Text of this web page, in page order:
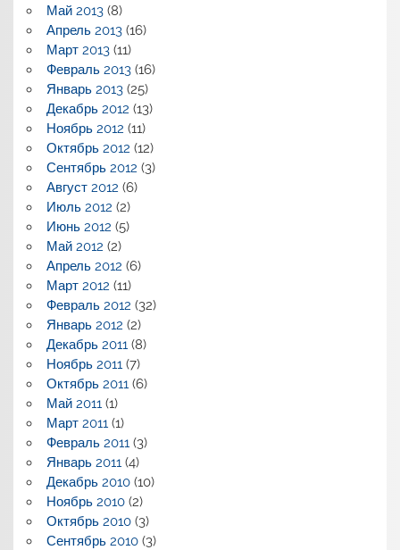
Май 2013(8)
Апрель 2013(16)
Март 2013(11)
Февраль 2013(16)
Январь 2013(25)
Декабрь 2012 (13)
Ноябрь 2012 (11)
Октябрь 2012 (12)
Сентябрь 2012 (3)
Август 2012 (6)
Июль 2012 (2)
Июнь 2012 (5)
Май 2012 (2)
Апрель 2012 (6)
Март 2012 (11)
Февраль 2012 (32)
Январь 2012 (2)
Декабрь 2011(8)
Ноябрь 2011(7)
Октябрь 2011(6)
Май 2011(1)
Март 2011(1)
Февраль 2011(3)
Январь 2011(4)
Декабрь 2010(10)
Ноябрь 2010(2)
Октябрь 2010(3)
Сентябрь 2010(3)